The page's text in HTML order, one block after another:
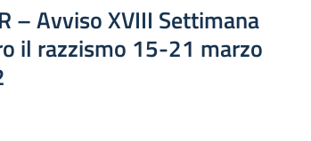
– Avviso XVIII Settimana
il razzismo 15-21 marzo